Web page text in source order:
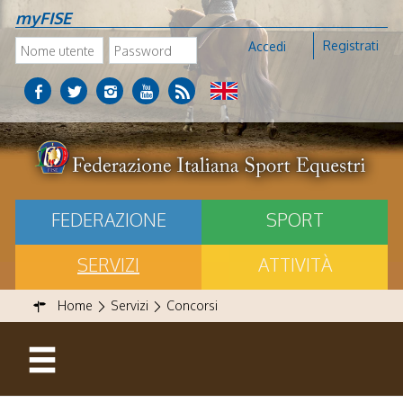
myFISE
Accedi Registrati
FEDERAZIONE
SPORT
SERVIZI
ATTIVITÀ
Home Servizi Concorsi